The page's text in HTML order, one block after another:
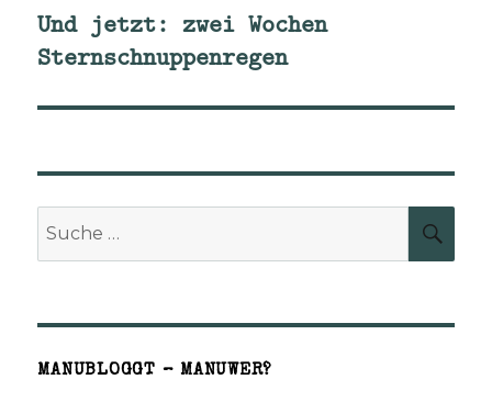
Nächster
Beitrag:
Und jetzt: zwei Wochen
Sternschnuppenregen
MANUBLOGGT – MANUWER?